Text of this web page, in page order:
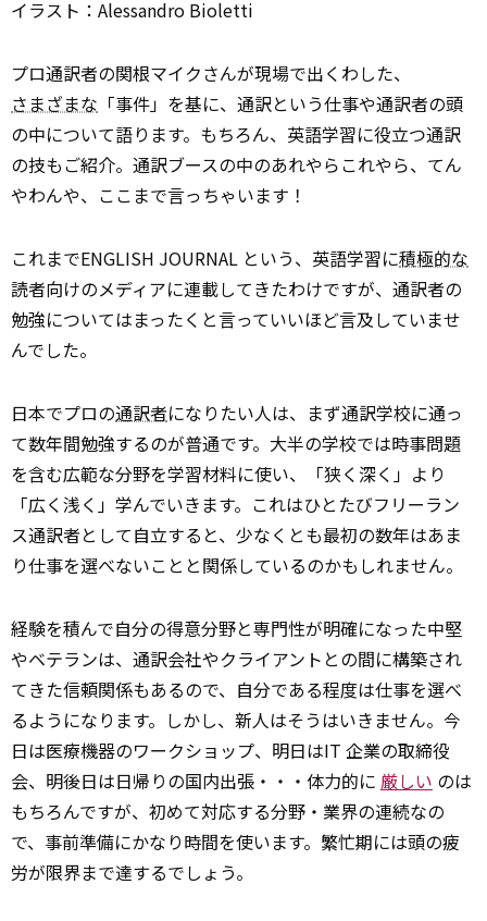
イラスト：Alessandro Bioletti
プロ通訳者の関根マイクさんが現場で出くわした、
さまざまな 「事件」を基に、通訳という仕事や通訳者の頭
の中について語ります。もちろん、英語学習に役立つ通訳
の技もご紹介。通訳ブースの中のあれやらこれやら、てん
やわんや、ここまで言っちゃいます！
これまでENGLISH JOURNAL という、英語学習に積極的な
読者向けのメディアに連載してきたわけですが、通訳者の
勉強についてはまったくと言っていいほど言及していませ
んでした。
日本でプロの通訳者になりたい人は、まず通訳学校に通っ
て数年間勉強するのが普通です。大半の学校では時事問題
を含む広範な分野を学習材料に使い、「狭く深く」より
「広く浅く」学んでいきます。これはひとたびフリーラン
ス通訳者として自立すると、少なくとも最初の数年はあま
り仕事を選べないことと関係しているのかもしれません。
経験を積んで自分の得意分野と専門性が明確になった中堅
やベテランは、通訳会社やクライアントとの間に構築され
てきた信頼関係もあるので、自分である程度は仕事を選べ
るようになります。しかし、新人はそうはいきません。今
日は医療機器のワークショップ、明日はIT 企業の取締役
会、明後日は日帰りの国内出張・・・体力的に 厳しい のは
もちろんですが、初めて対応する分野・業界の連続なの
で、事前準備にかなり時間を使います。繁忙期には頭の疲
労が限界まで達するでしょう。